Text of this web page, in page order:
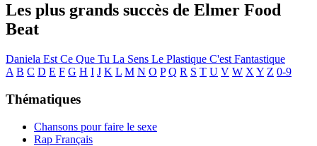
Les plus grands succès de Elmer Food
Beat
Daniela Est Ce Que Tu La Sens Le Plastique C'est Fantastique
A B C D E F G H I J K L M N O P Q R S T U V W X Y Z 0-9
Thématiques
Chansons pour faire le sexe
Rap Français